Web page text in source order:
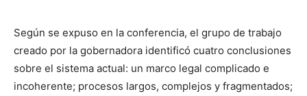
Según se expuso en la conferencia, el grupo de trabajo
creado por la gobernadora identificó cuatro conclusiones
sobre el sistema actual: un marco legal complicado e
incoherente; procesos largos, complejos y fragmentados;